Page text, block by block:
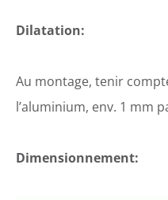
Dilatation:
Au montage, tenir
l’aluminium, env. 1 mm
Dimensionnement: